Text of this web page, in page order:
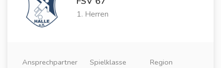
1. Herren
Ansprechpartner
Spielklasse
Region